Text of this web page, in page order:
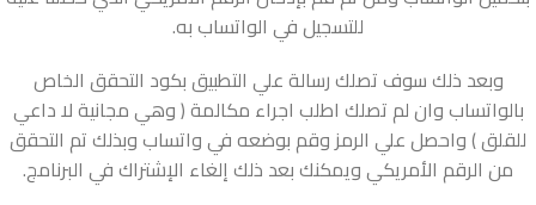
للتسجيل في الواتساب به.
وبعد ذلك سوف تصلك رسالة علي التطبيق بكود التحقق الخاص
بالواتساب وان لم تصلك اطلب اجراء مكالمة ( وهي مجانية لا داعي
للقلق ) واحصل علي الرمز وقم بوضعه في واتساب وبذلك تم التحقق
من الرقم الأمريكي ويمكنك بعد ذلك إلغاء الإشتراك في البرنامج.